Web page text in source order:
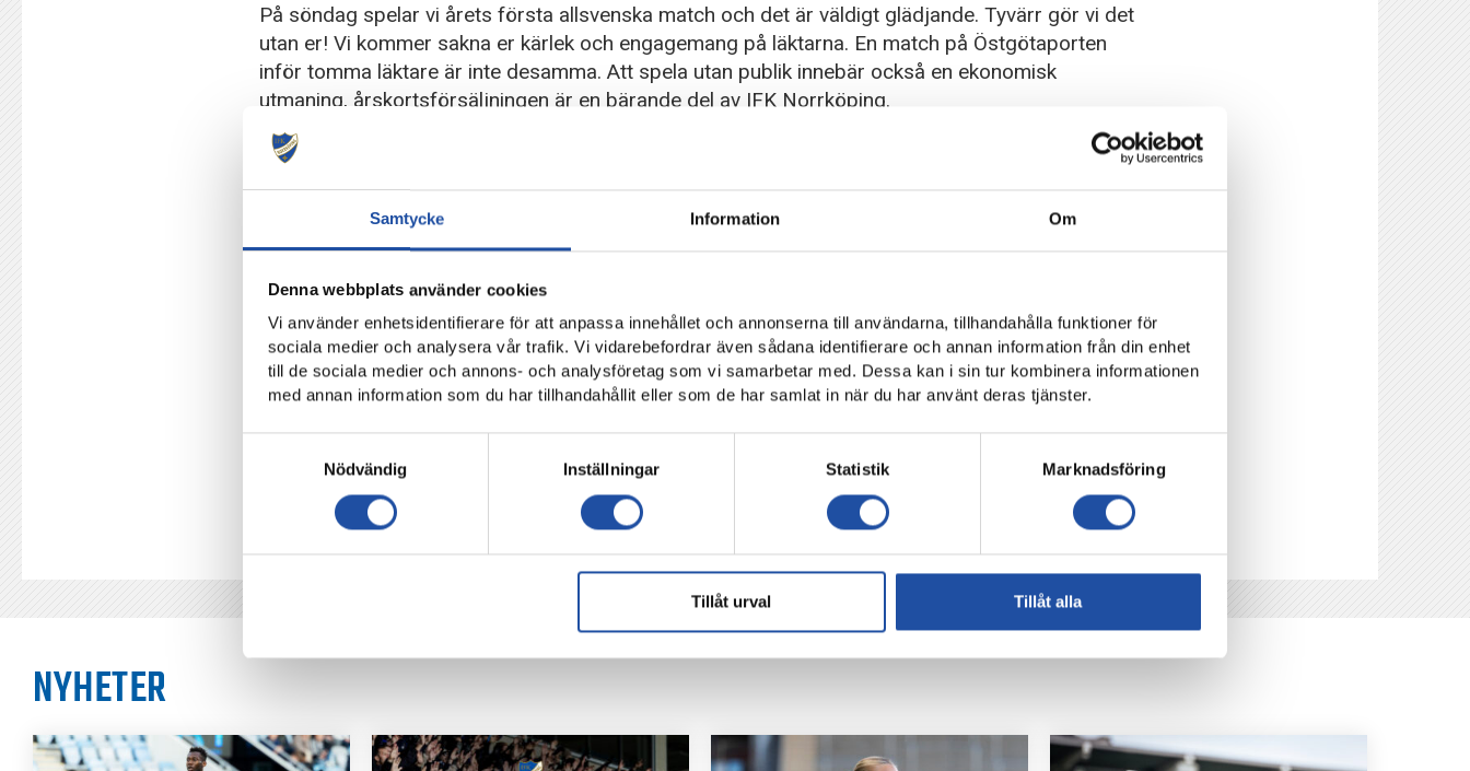
Samtycke Information Om
Denna webbplats använder cookies
Vi använder enhetsidentifierare för att anpassa innehållet och annonserna till användarna, tillhandahålla funktioner för
sociala medier och analysera vår trafik. Vi vidarebefordrar även sådana identifierare och annan information från din enhet
till de sociala medier och annons- och analysföretag som vi samarbetar med. Dessa kan i sin tur kombinera informationen
med annan information som du har tillhandahållit eller som de har samlat in när du har använt deras tjänster.
Nödvändig
Inställningar Statistik Marknadsföring
Tillåt urval Tillåt alla
På söndag spelar vi årets första allsvenska match och det är väldigt glädjande. Tyvärr gör vi det
utan er! Vi kommer sakna er kärlek och engagemang på läktarna. En match på Östgötaporten
inför tomma läktare är inte desamma. Att spela utan publik innebär också en ekonomisk
utmaning, årskortsförsäljningen är en bärande del av IFK Norrköping.
För att komma närmre och få ta del av rörligt material på solidsport så erbjuder vi nu alla årskortsinnehavare gratis
Vi kommer idag skicka ut ett mejl till alla med en unik länk. Får ni inte denna länk eller har ni inte angivit en
mejladress till oss, hör av er!Fredrik.nilsson@ifknorrkoping.se
Ni som redan köpt ett abonnemang hos oss på Solidsport få självklart även ni ta del av detta erbjudande. Kontakta
oss så hjälper vi er!
NYHETER